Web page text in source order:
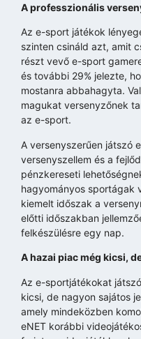
A professzionális
Az e-sport játékok
szinten csináld azt, amit
részt vevő e-sport
és további 29% jelezte,
mostanra abbahagyta.
magukat versenyzőnek
az e-sport.
A versenyszerűen játszó
versenyszellem és a
pénzkereseti
hagyományos sportágak
kiemelt időszak a
előtti időszakban
felkészülésre egy nap.
A hazai piac még kicsi,
Az e-sportjátékokat
kicsi, de nagyon sajátos
amely mindeközben
eNET korábbi